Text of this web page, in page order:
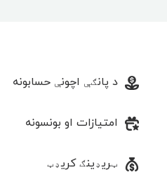
همکاري
د پانګې اچونې حسابونه
امتیازات او بونسونه
ټریډینګ کریډټ